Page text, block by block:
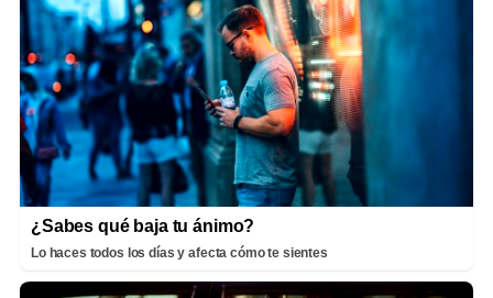
¿Sabes qué baja tu ánimo?
Lo haces todos los días y afecta cómo te sientes